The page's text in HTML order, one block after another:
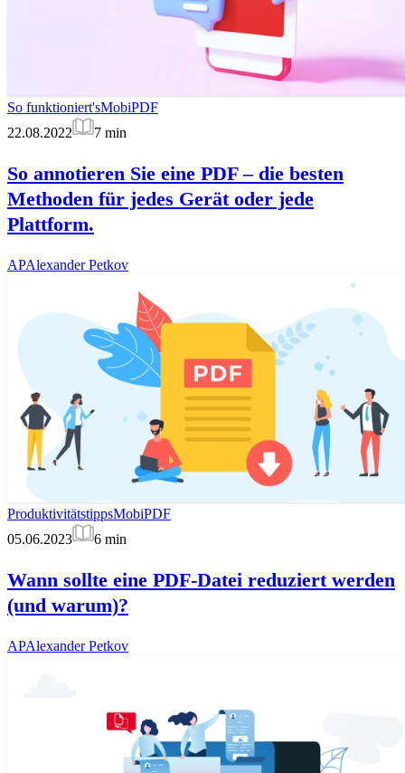
So funktioniert'sMobiPDF
22.08.2022
7 min
So annotieren Sie eine PDF – die besten
Methoden für jedes Gerät oder jede
Plattform.
APAlexander Petkov
ProduktivitätstippsMobiPDF
05.06.2023
6 min
Wann sollte eine PDF-Datei reduziert werden
(und warum)?
APAlexander Petkov